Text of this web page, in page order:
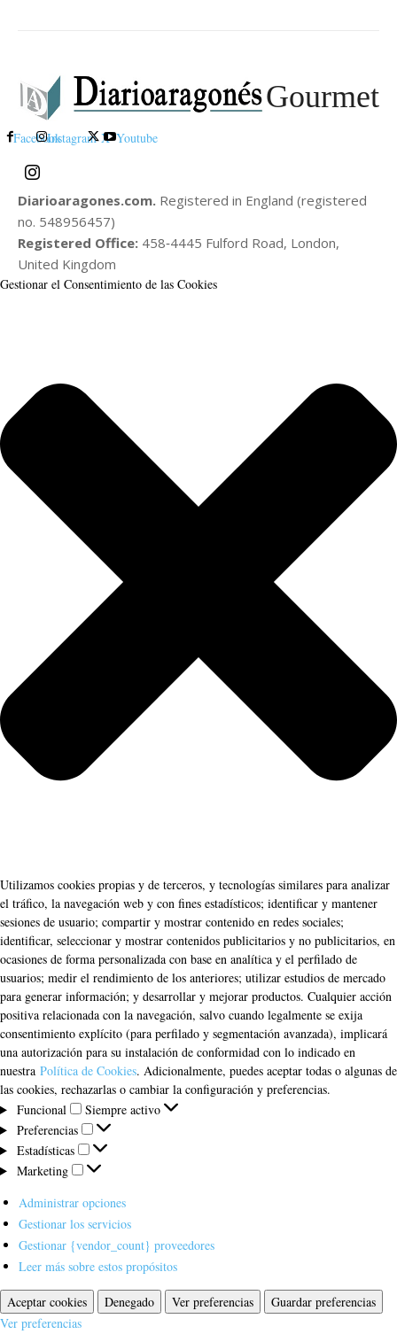
Gourmet
FacebookInstagram X Youtube
Diarioaragones.com. Registered in England (registered
no. 548956457)
Registered Office: 458‑4445 Fulford Road, London,
United Kingdom
Gestionar el Consentimiento de las Cookies
Utilizamos cookies propias y de terceros, y tecnologías similares para analizar
el tráfico, la navegación web y con fines estadísticos; identificar y mantener
sesiones de usuario; compartir y mostrar contenido en redes sociales;
identificar, seleccionar y mostrar contenidos publicitarios y no publicitarios, en
ocasiones de forma personalizada con base en analítica y el perfilado de
usuarios; medir el rendimiento de los anteriores; utilizar estudios de mercado
para generar información; y desarrollar y mejorar productos. Cualquier acción
positiva relacionada con la navegación, salvo cuando legalmente se exija
consentimiento explícito (para perfilado y segmentación avanzada), implicará
una autorización para su instalación de conformidad con lo indicado en
nuestra Política de Cookies. Adicionalmente, puedes aceptar todas o algunas de
las cookies, rechazarlas o cambiar la configuración y preferencias.
Funcional
Funcional
Siempre activo
Preferencias
Preferencias
Estadísticas
Estadísticas
Marketing
Marketing
Administrar opciones
Gestionar los servicios
Gestionar {vendor_count} proveedores
Leer más sobre estos propósitos
Aceptar cookies Denegado Ver preferencias
Guardar preferencias
Ver preferencias